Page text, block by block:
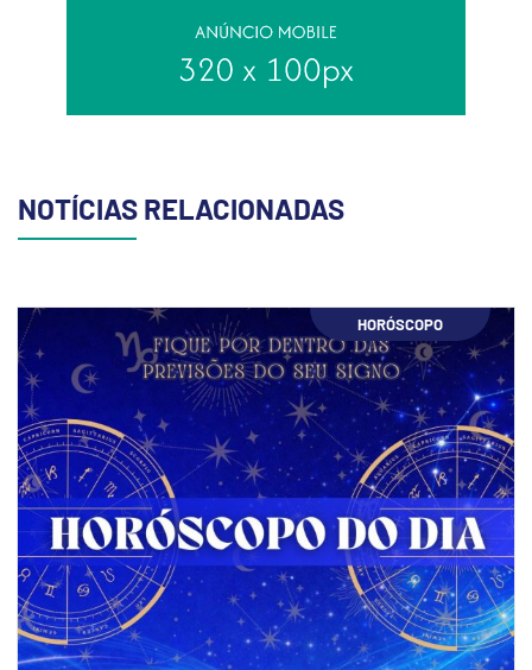
NOTÍCIAS RELACIONADAS
HORÓSCOPO